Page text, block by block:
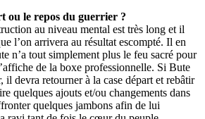
ou le repos du guerrier ?
au niveau mental est très long et il
l’on arrivera au résultat escompté. Il en
n’a tout simplement plus le feu sacré pour
de la boxe professionnelle. Si Bute
il devra retourner à la case départ et rebâtir
quelques ajouts et/ou changements dans
quelques jambons afin de lui